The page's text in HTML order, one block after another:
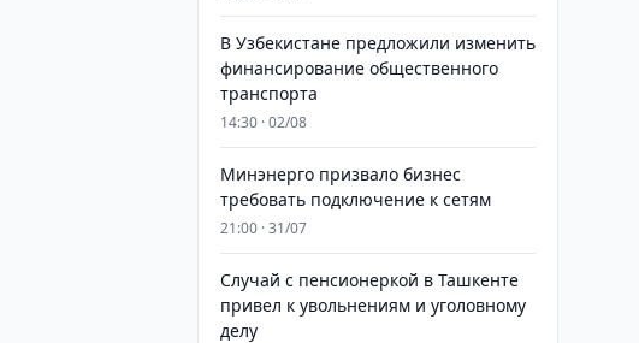
В Узбекистане предложили изменить
финансирование общественного
транспорта
14:30 · 02/08
Минэнерго призвало бизнес
требовать подключение к сетям
21:00 · 31/07
Случай с пенсионеркой в Ташкенте
привел к увольнениям и уголовному
делу